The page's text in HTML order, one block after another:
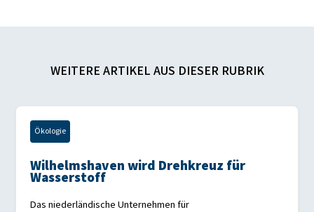
WEITERE ARTIKEL AUS DIESER RUBRIK
Ökologie
Wilhelmshaven wird Drehkreuz für
Wasserstoff
Das niederländische Unternehmen für